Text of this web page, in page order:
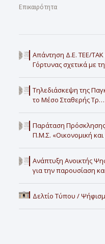
Επικαιρότητα
Απάντηση Δ.Ε. ΤΕΕ/
Γόρτυνας σχετικά με
Τηλεδιάσκεψη της
το Μέσο Σταθερής Τρ…
Παράταση
Π.Μ.Σ. «Οικονομική
Ανάπτυξη Ανοικτής
για την παρουσίαση
Δελτίο Τύπου /